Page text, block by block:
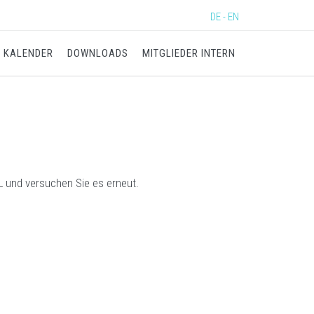
DE - EN
KALENDER DOWNLOADS MITGLIEDER INTERN
und versuchen Sie es erneut.